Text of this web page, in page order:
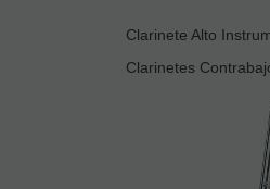
Clarinete Alto
Clarinetes